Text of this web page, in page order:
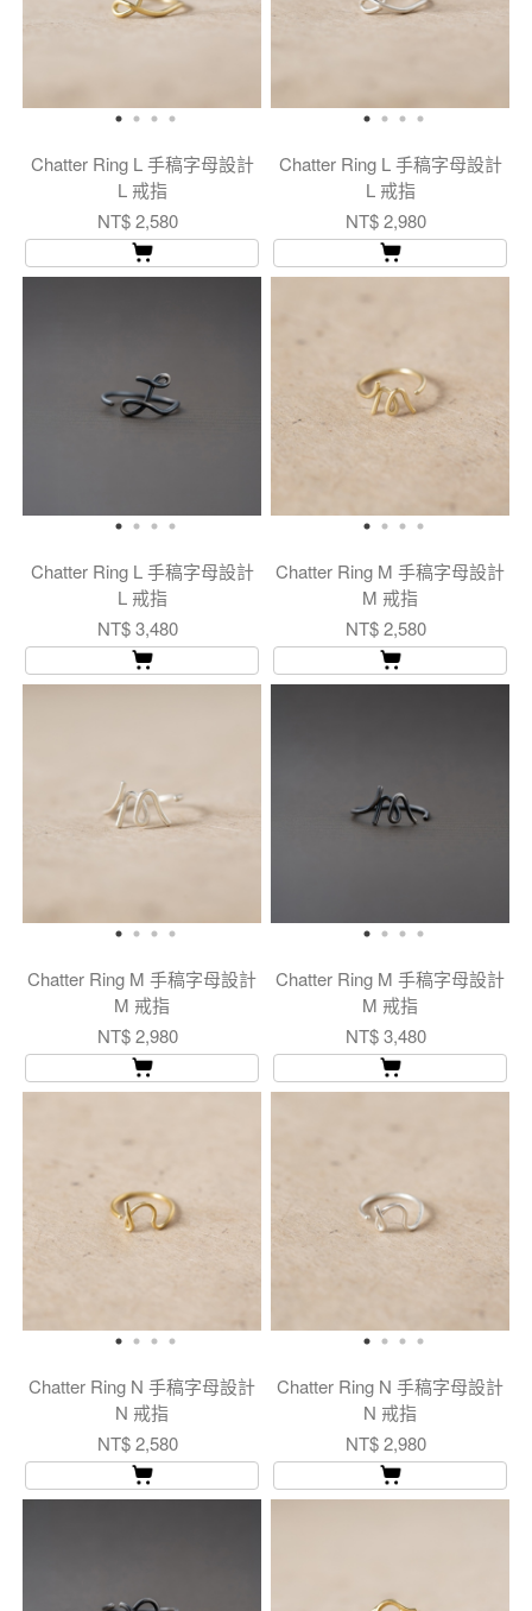
Chatter Ring L 手稿字母設計
L 戒指
NT$ 2,580
Chatter Ring L 手稿字母設計
L 戒指
NT$ 2,980
Chatter Ring L 手稿字母設計
L 戒指
NT$ 3,480
Chatter Ring M 手稿字母設計
M 戒指
NT$ 2,580
Chatter Ring M 手稿字母設計
M 戒指
NT$ 2,980
Chatter Ring M 手稿字母設計
M 戒指
NT$ 3,480
Chatter Ring N 手稿字母設計
N 戒指
NT$ 2,580
Chatter Ring N 手稿字母設計
N 戒指
NT$ 2,980